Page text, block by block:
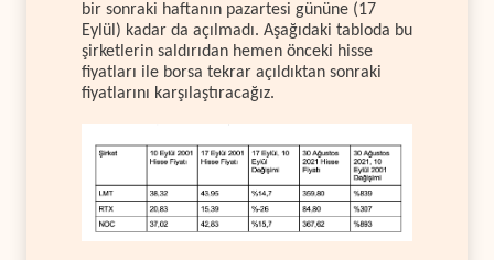
bir sonraki haftanın pazartesi gününe (17
Eylül) kadar da açılmadı. Aşağıdaki tabloda bu
şirketlerin saldırıdan hemen önceki hisse
fiyatları ile borsa tekrar açıldıktan sonraki
fiyatlarını karşılaştıracağız.